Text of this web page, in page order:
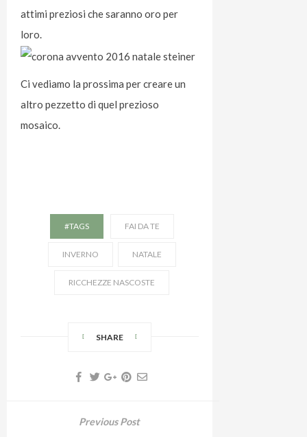
attimi preziosi che saranno oro per
loro.
Ci vediamo la prossima per creare un
altro pezzetto di quel prezioso
mosaico.
#TAGS FAI DA TE
INVERNO NATALE
RICCHEZZE NASCOSTE
SHARE
Previous Post